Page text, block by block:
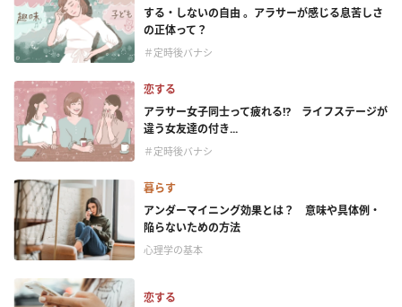
する・しないの自由 。アラサーが感じる息苦しさ
の正体って？
＃定時後バナシ
恋する
アラサー女子同士って疲れる⁉ ライフステージが
違う女友達の付き...
＃定時後バナシ
暮らす
アンダーマイニング効果とは？ 意味や具体例・
陥らないための方法
心理学の基本
恋する